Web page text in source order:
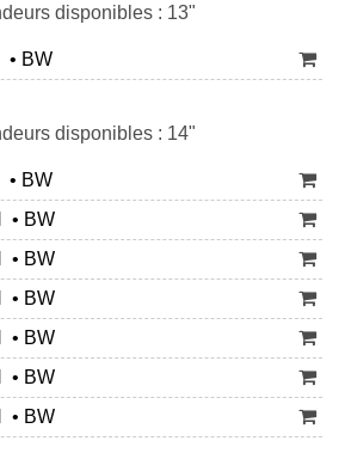
disponibles : 13"
• BW
disponibles : 14"
• BW
• BW
• BW
• BW
• BW
• BW
• BW